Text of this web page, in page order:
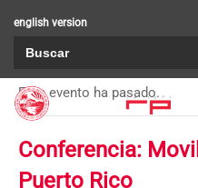
english version
« Todos los Eventos
Este evento ha pasado.
Conferencia:
Puerto Rico